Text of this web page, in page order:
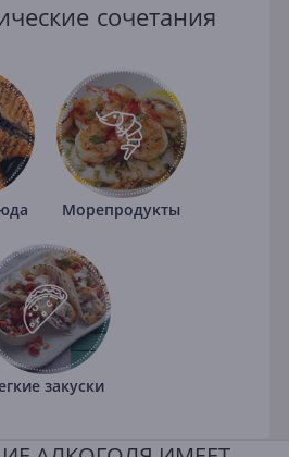
сочетания
Морепродукты
закуски